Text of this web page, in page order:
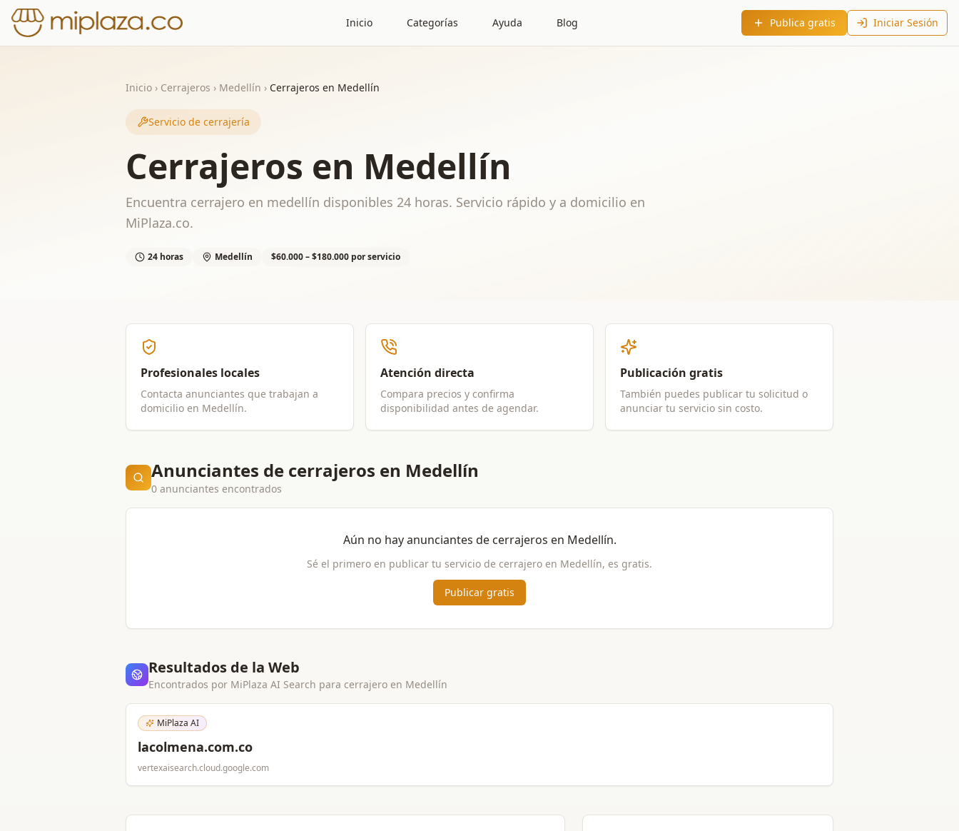
Inicio Categorías Ayuda Blog Publica gratis Iniciar Sesión
Inicio › Cerrajeros › Medellín › Cerrajeros en Medellín
Servicio de cerrajería
Cerrajeros en Medellín
Encuentra cerrajero en medellín disponibles 24 horas. Servicio rápido y a domicilio en
MiPlaza.co.
24 horas Medellín $60.000 – $180.000 por servicio
Profesionales locales
Contacta anunciantes que trabajan a
domicilio en Medellín.
Atención directa
Compara precios y confirma
disponibilidad antes de agendar.
Publicación gratis
También puedes publicar tu solicitud o
anunciar tu servicio sin costo.
Anunciantes de cerrajeros en Medellín
0 anunciantes encontrados
Aún no hay anunciantes de cerrajeros en Medellín.
Sé el primero en publicar tu servicio de cerrajero en Medellín, es gratis.
Publicar gratis
Resultados de la Web
Encontrados por MiPlaza AI Search para cerrajero en Medellín
MiPlaza AI
lacolmena.com.co
vertexaisearch.cloud.google.com